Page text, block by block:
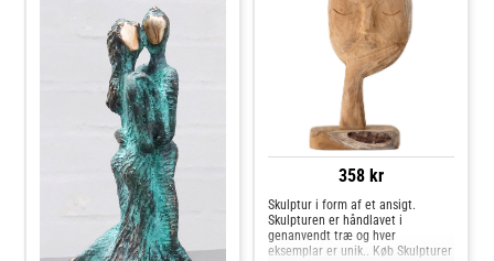
Kosta Boda- Findes i forskellige
varianter.- Designet af Åsa
Jungnelius.- Fremstillet af
krystalglas.. Køb Kunstglas og
andre Dekoration fra Royal
358 kr
Skulptur i form af et ansigt.
Skulpturen er håndlavet i
genanvendt træ og hver
eksemplar er unik.. Køb Skulpturer